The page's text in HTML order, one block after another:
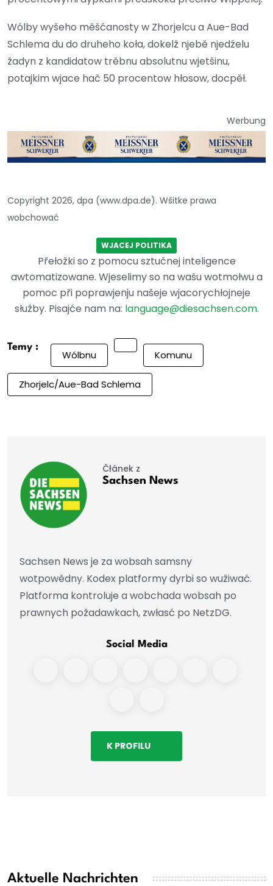
Wólby wyšeho měšćanosty w Zhorjelcu a Aue-Bad
Schlema du do druheho koła, dokelž njebě njedźelu
žadyn z kandidatow trěbnu absolutnu wjetšinu,
potajkim wjace hač 50 procentow hłosow, docpěł.
Werbung
Copyright 2026, dpa (www.dpa.de). Wšitke prawa
wobchować
WJACEJ POLITIKA
Přełožki so z pomocu sztučnej inteligence
awtomatizowane. Wjeselimy so na wašu wotmołwu a
pomoc při poprawjenju našeje wjacorychłojneje
słužby. Pisajće nam na: language@diesachsen.com.
Temy :
Wólbnu Komunu
Zhorjelc/Aue-Bad Schlema
Čłánek z
Sachsen News
Sachsen News je za wobsah samsny
wotpowědny. Kodex platformy dyrbi so wužiwać.
Platforma kontroluje a wobchada wobsah po
prawnych požadawkach, zwłasć po NetzDG.
Social Media
K PROFILU
Aktuelle Nachrichten